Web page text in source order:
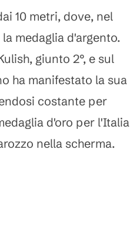
10 metri, dove, nel
medaglia d'argento.
giunto 2°, e sul
ha manifestato la sua
costante per
d'oro per l'Italia
nella scherma.